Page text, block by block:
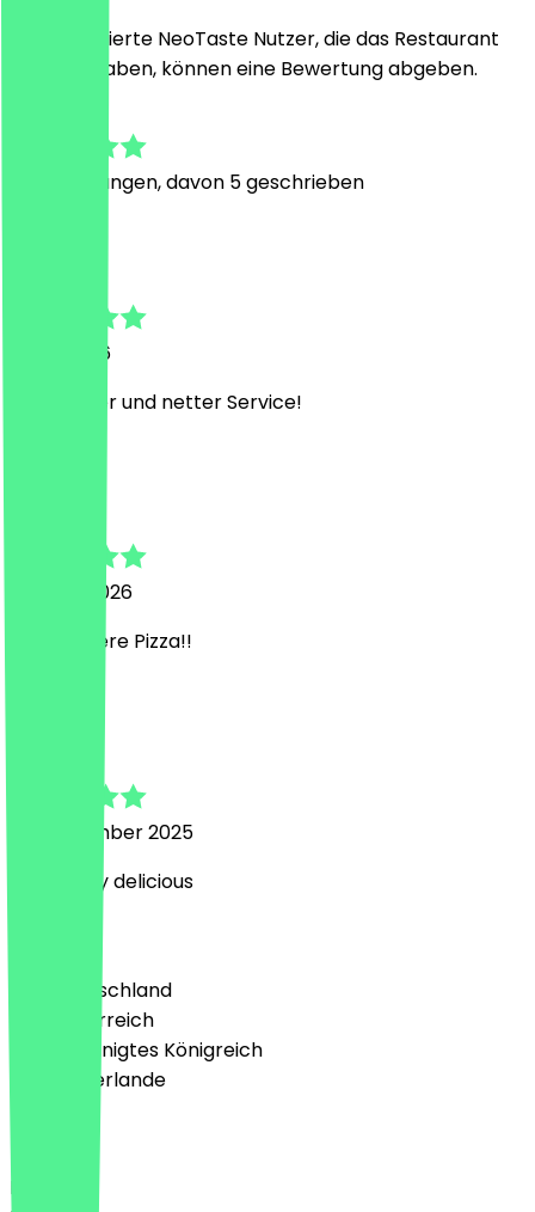
Nur registrierte NeoTaste Nutzer, die das Restaurant
besucht haben, können eine Bewertung abgeben.
Bewertungen, davon 5 geschrieben
9. Mai 2026
Sehr lecker und netter Service!
23. April 2026
Sehr leckere Pizza!!
21. September 2025
Absolutely delicious
🇩🇪 Deutschland
🇦🇹 Österreich
🇬🇧 Vereinigtes Königreich
🇳🇱 Niederlande
Deutsch